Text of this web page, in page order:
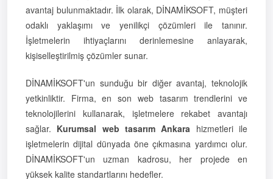
avantaj bulunmaktadır. İlk olarak, DİNAMİKSOFT, müşteri
odaklı yaklaşımı ve yenilikçi çözümleri ile tanınır.
İşletmelerin ihtiyaçlarını derinlemesine anlayarak,
kişiselleştirilmiş çözümler sunar.
DİNAMİKSOFT'un sunduğu bir diğer avantaj, teknolojik
yetkinliktir. Firma, en son web tasarım trendlerini ve
teknolojilerini kullanarak, işletmelere rekabet avantajı
sağlar. Kurumsal web tasarım Ankara hizmetleri ile
işletmelerin dijital dünyada öne çıkmasına yardımcı olur.
DİNAMİKSOFT'un uzman kadrosu, her projede en
yüksek kalite standartlarını hedefler.